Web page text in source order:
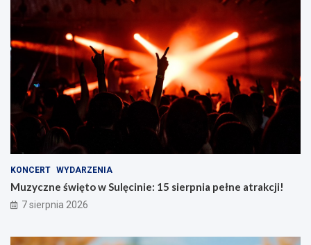
KONCERT WYDARZENIA
Muzyczne święto w Sulęcinie: 15 sierpnia pełne atrakcji!
7 sierpnia 2026